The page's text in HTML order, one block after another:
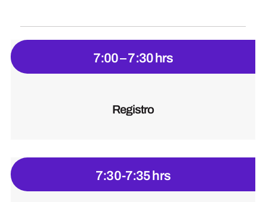
7:00 – 7:30 hrs
Registro
7:30-7:35 hrs